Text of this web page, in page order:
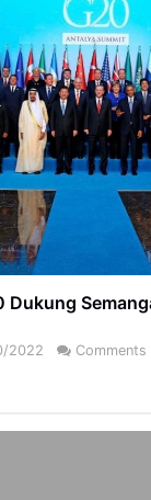
Dukung
2022 Comments